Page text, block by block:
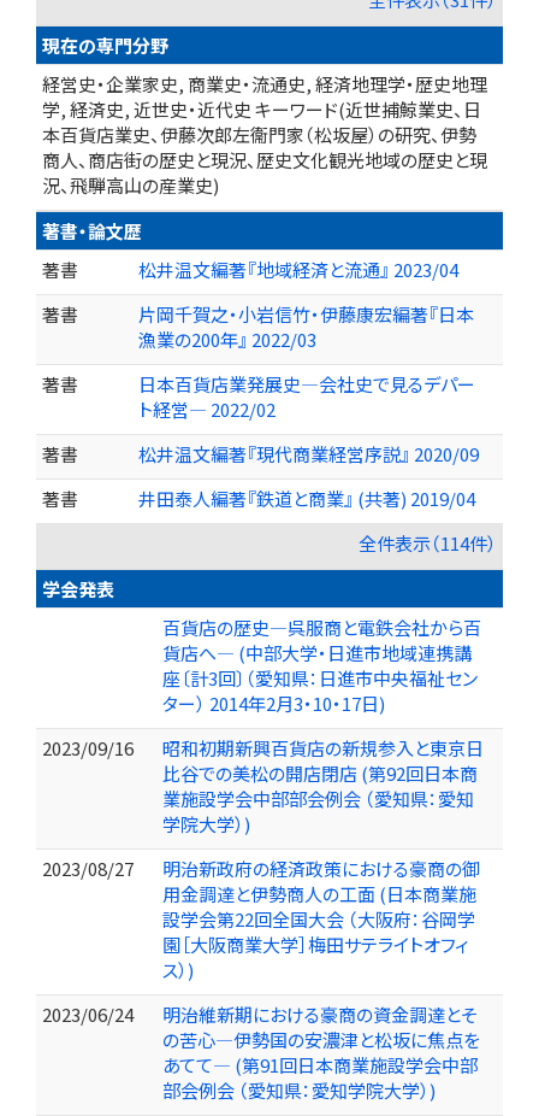
現在の専門分野
経営史・企業家史, 商業史・流通史, 経済地理学・歴史地理
学, 経済史, 近世史・近代史 キーワード(近世捕鯨業史、日
本百貨店業史、伊藤次郎左衞門家（松坂屋）の研究、伊勢
商人、商店街の歴史と現況、歴史文化観光地域の歴史と現
況、飛騨高山の産業史)
著書・論文歴
著書
松井温文編著『地域経済と流通』 2023/04
著書
片岡千賀之・小岩信竹・伊藤康宏編著『日本
漁業の200年』 2022/03
著書
日本百貨店業発展史―会社史で見るデパー
ト経営― 2022/02
著書
松井温文編著『現代商業経営序説』 2020/09
著書
井田泰人編著『鉄道と商業』 (共著) 2019/04
全件表示（114件）
学会発表
百貨店の歴史―呉服商と電鉄会社から百
貨店へ― (中部大学・日進市地域連携講
座〔計3回〕（愛知県：日進市中央福祉セン
ター） 2014年2月3・10・17日)
2023/09/16
昭和初期新興百貨店の新規参入と東京日
比谷での美松の開店閉店 (第92回日本商
業施設学会中部部会例会 （愛知県：愛知
学院大学）)
2023/08/27
明治新政府の経済政策における豪商の御
用金調達と伊勢商人の工面 (日本商業施
設学会第22回全国大会 （大阪府：谷岡学
園［大阪商業大学］梅田サテライトオフィ
ス）)
2023/06/24
明治維新期における豪商の資金調達とそ
の苦心―伊勢国の安濃津と松坂に焦点を
あてて— (第91回日本商業施設学会中部
部会例会 （愛知県：愛知学院大学）)